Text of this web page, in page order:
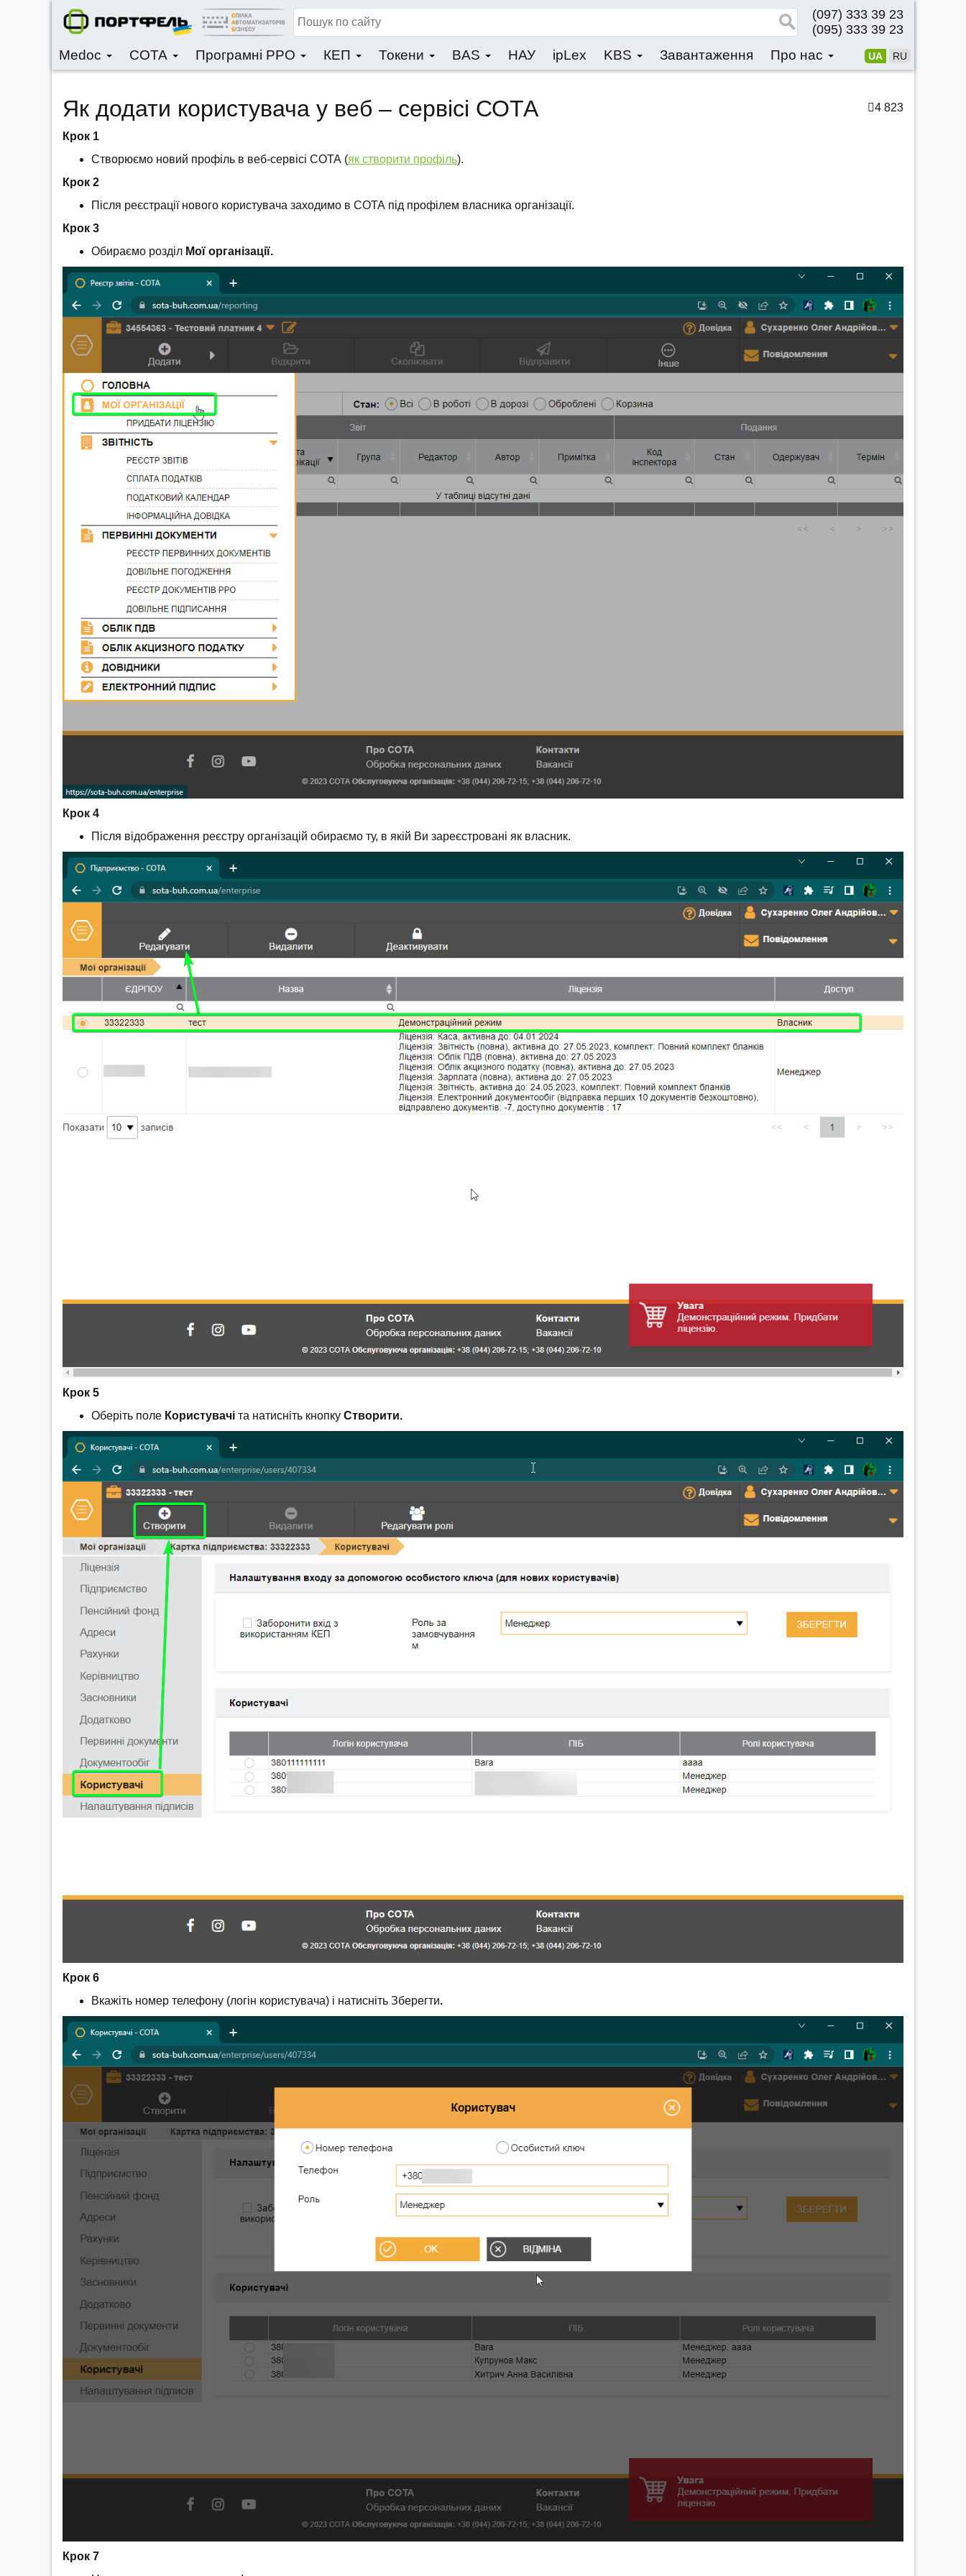
(097) 333 39 23
(095) 333 39 23
Medoc СОТА Програмні РРО КЕП Токени BAS НАУ ipLex KBS Завантаження Про нас UA RU
Як додати користувача у веб – сервісі СОТА 4 823
Крок 1
Створюємо новий профіль в веб-сервісі СОТА (як створити профіль).
Крок 2
Після реєстрації нового користувача заходимо в СОТА під профілем власника організації.
Крок 3
Обираємо розділ Мої організації.
Крок 4
Після відображення реєстру організацій обираємо ту, в якій Ви зареєстровані як власник.
Крок 5
Оберіть поле Користувачі та натисніть кнопку Створити.
Крок 6
Вкажіть номер телефону (логін користувача) і натисніть Зберегти.
Крок 7